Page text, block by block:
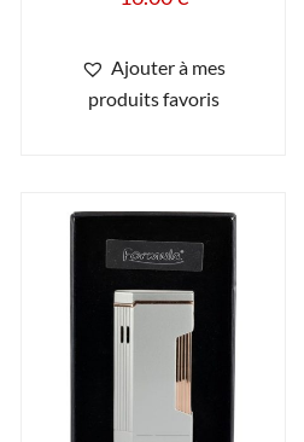
Ajouter à mes
produits favoris